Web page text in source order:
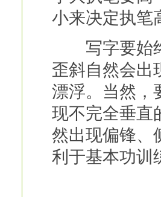
小来决定执笔
写字要始终
歪斜自然会出
漂浮。当然，
现不完全垂直
然出现偏锋、
利于基本功训